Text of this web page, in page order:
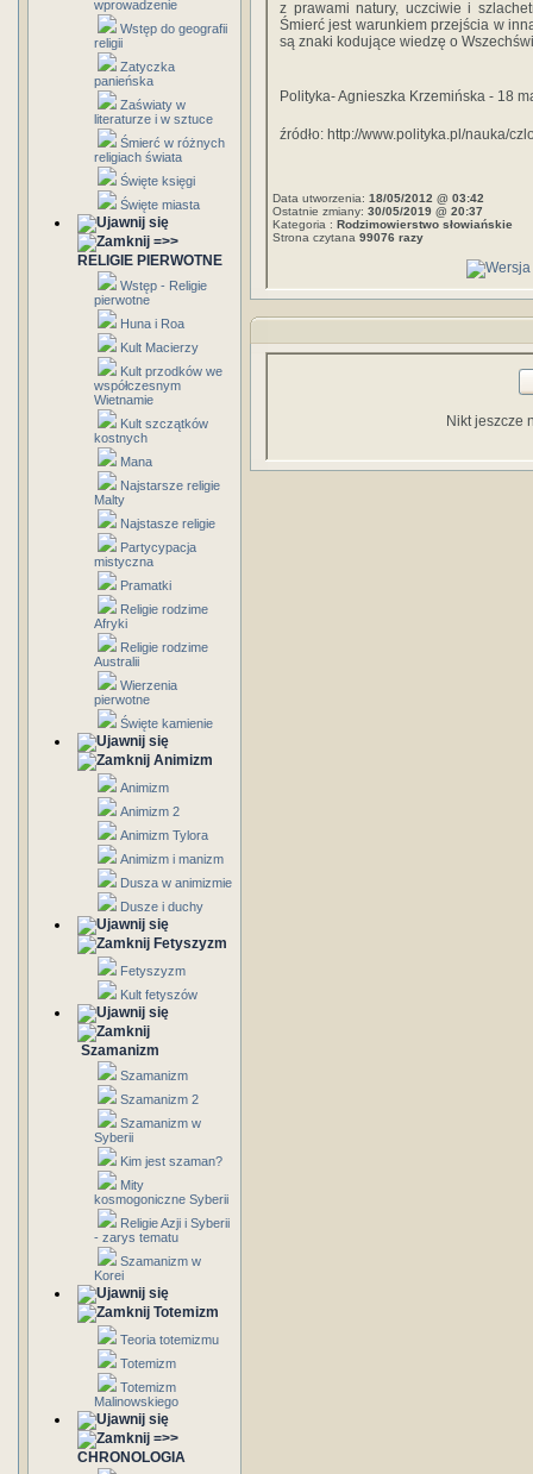
wprowadzenie
Wstęp do geografii
religii
Zatyczka
panieńska
Zaświaty w
literaturze i w sztuce
Śmierć w różnych
religiach świata
Święte księgi
Święte miasta
=>>
RELIGIE PIERWOTNE
Wstęp - Religie
pierwotne
Huna i Roa
Kult Macierzy
Kult przodków we
współczesnym
Wietnamie
Kult szczątków
kostnych
Mana
Najstarsze religie
Malty
Najstasze religie
Partycypacja
mistyczna
Pramatki
Religie rodzime
Afryki
Religie rodzime
Australii
Wierzenia
pierwotne
Święte kamienie
Animizm
Animizm
Animizm 2
Animizm Tylora
Animizm i manizm
Dusza w animizmie
Dusze i duchy
Fetyszyzm
Fetyszyzm
Kult fetyszów
Szamanizm
Szamanizm
Szamanizm 2
Szamanizm w
Syberii
Kim jest szaman?
Mity
kosmogoniczne Syberii
Religie Azji i Syberii
- zarys tematu
Szamanizm w
Korei
Totemizm
Teoria totemizmu
Totemizm
Totemizm
Malinowskiego
=>>
CHRONOLOGIA
z prawami natury, uczciwie i
Śmierć jest warunkiem przejścia w
są znaki kodujące wiedzę o
Polityka- Agnieszka Krzemińska - 18
źródło: http://www.polityka.pl/nauka/
Data utworzenia: 18/05/2012 @ 03:42
Ostatnie zmiany: 30/05/2019 @ 20:37
Kategoria : Rodzimowierstwo słowiańskie
Strona czytana 99076 razy
Nikt jeszcze